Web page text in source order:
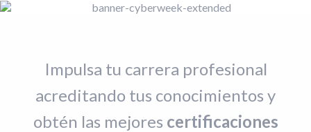
Impulsa tu carrera profesional
acreditando tus conocimientos y
obtén las mejores certificaciones